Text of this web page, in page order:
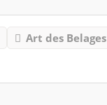
Art des Belages